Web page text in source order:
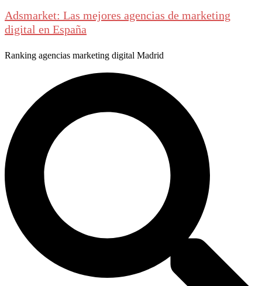
Adsmarket: Las mejores agencias de marketing
digital en España
Ranking agencias marketing digital Madrid